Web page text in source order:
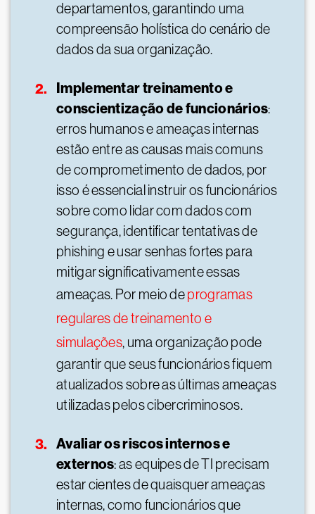
departamentos, garantindo uma
compreensão holística do cenário de
dados da sua organização.
Implementar treinamento e
conscientização de funcionários:
erros humanos e ameaças internas
estão entre as causas mais comuns
de comprometimento de dados, por
isso é essencial instruir os funcionários
sobre como lidar com dados com
segurança, identificar tentativas de
phishing e usar senhas fortes para
mitigar significativamente essas
ameaças. Por meio deprogramas
regulares de treinamento e
simulações, uma organização pode
garantir que seus funcionários fiquem
atualizados sobre as últimas ameaças
utilizadas pelos cibercriminosos.
Avaliar os riscos internos e
externos: as equipes de TI precisam
estar cientes de quaisquer ameaças
internas, como funcionários que